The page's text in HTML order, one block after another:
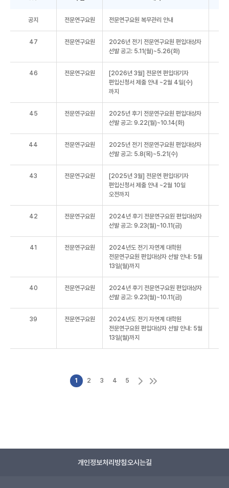
공지 전문연구요원 전문연구요원 복무관리 안내
47 전문연구요원
2026년 전기 전문연구요원 편입대상자
선발 공고: 5.11(월)~5.26(화)
46 전문연구요원
[2026년 3월] 전문연 편입대기자
편입신청서 제출 안내 ~2월 4일(수)
까지
45 전문연구요원
2025년 후기 전문연구요원 편입대상자
선발 공고: 9.22(월)~10.14(화)
44 전문연구요원
2025년 전기 전문연구요원 편입대상자
선발 공고: 5.8(목)~5.21(수)
43 전문연구요원
[2025년 3월] 전문연 편입대기자
편입신청서 제출 안내 ~2월 10일
오전까지
42 전문연구요원
2024년 후기 전문연구요원 편입대상자
선발 공고: 9.23(월)~10.11(금)
41 전문연구요원
2024년도 전기 자연계 대학원
전문연구요원 편입대상자 선발 안내: 5월
13일(월)까지
40 전문연구요원
2024년 후기 전문연구요원 편입대상자
선발 공고: 9.23(월)~10.11(금)
39 전문연구요원
2024년도 전기 자연계 대학원
전문연구요원 편입대상자 선발 안내: 5월
13일(월)까지
1 2 3 4 5
개인정보처리방침오시는길